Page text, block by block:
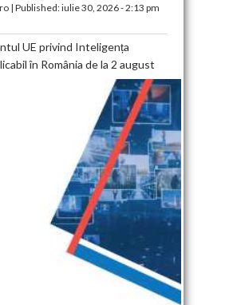
| Published:iulie 30, 2026 - 2:13 pm
UE privind Inteligența
în România de la 2 august